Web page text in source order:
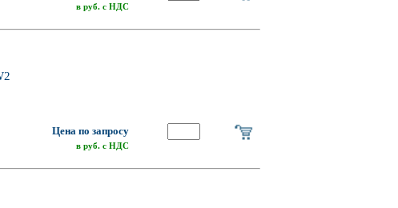
в руб. с НДС
Цена по запросу
в руб. с НДС